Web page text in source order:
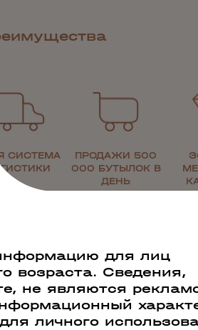
СИСТЕМА
ПРОДАЖИ 500
000 БУТЫЛОК В
ДЕНЬ
для лиц
возраста. Сведения,
не являются
личного